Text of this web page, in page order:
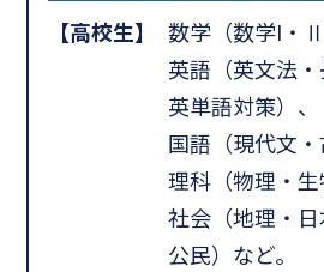
【高校生】
数学（数学I・Ⅱ
英語（英文法・
英単語対策）、
国語（現代文・
理科（物理・生
社会（地理・日
公民）など。